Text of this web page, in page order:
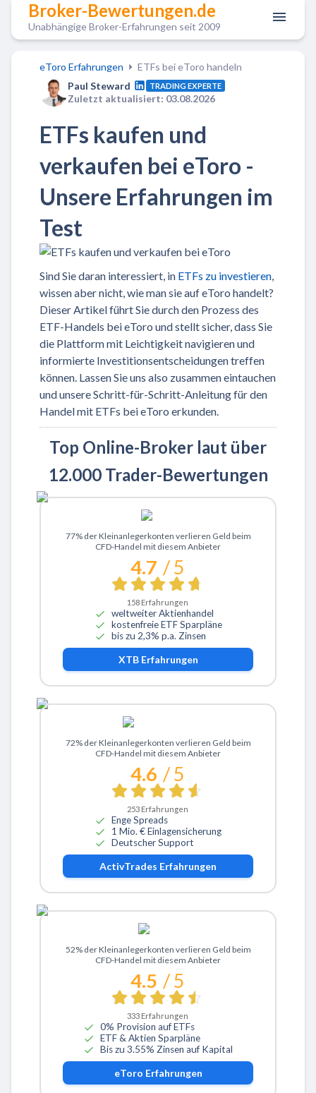
Broker-Bewertungen.de
Unabhängige Broker-Erfahrungen seit 2009
eToro Erfahrungen
ETFs bei eToro handeln
Paul Steward
TRADING EXPERTE
Zuletzt aktualisiert: 03.08.2026
ETFs kaufen und
verkaufen bei eToro -
Unsere Erfahrungen im
Test
Sind Sie daran interessiert, in ETFs zu investieren
wissen aber nicht, wie man sie auf eToro handelt?
Dieser Artikel führt Sie durch den Prozess des
ETF-Handels bei eToro und stellt sicher, dass Sie
die Plattform mit Leichtigkeit navigieren und
informierte Investitionsentscheidungen treffen
können. Lassen Sie uns also zusammen eintauchen
und unsere Schritt-für-Schritt-Anleitung für den
Handel mit ETFs bei eToro erkunden.
Top Online-Broker laut über
12.000 Trader-Bewertungen
Zu XTB
77% der Kleinanlegerkonten verlieren Geld beim
CFD-Handel mit diesem Anbieter
4.7 / 5
158 Erfahrungen
weltweiter Aktienhandel
kostenfreie ETF Sparpläne
bis zu 2,3% p.a. Zinsen
XTBErfahrungen
Zu ActivTrades
72% der Kleinanlegerkonten verlieren Geld beim
CFD-Handel mit diesem Anbieter
4.6 / 5
253 Erfahrungen
Enge Spreads
1 Mio. € Einlagensicherung
Deutscher Support
ActivTrades Erfahrungen
Zu eToro
52% der Kleinanlegerkonten verlieren Geld beim
CFD-Handel mit diesem Anbieter
4.5 / 5
333 Erfahrungen
0% Provision auf ETFs
ETF & Aktien Sparpläne
Bis zu 3.55% Zinsen auf Kapital
eToro Erfahrungen